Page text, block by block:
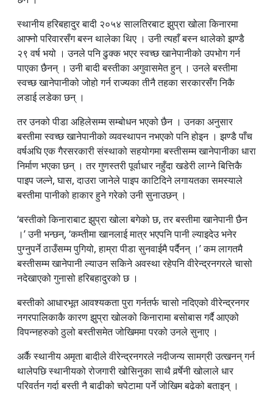
स्थानीय हरिबहादुर बादी २०५४ सालतिरबाट झुप्रा खोला किनारमा
आफ्नो परिवारसँग बस्न थालेका थिए । उनी त्यहाँ बस्न थालेको झण्डै
२९ वर्ष भयो । उनले पनि ढुक्क भएर स्वच्छ खानेपानीको उपभोग गर्न
पाएका छैनन् । उनी बादी बस्तीका अगुवासमेत हुन् । उनले बस्तीमा
स्वच्छ खानेपानीको जोहो गर्न राज्यका तीनै तहका सरकारसँग निकै
लडाई लडेका छन् ।
तर उनको पीडा अहिलेसम्म सम्बोधन भएको छैन । उनका अनुसार
बस्तीमा स्वच्छ खानेपानीको व्यवस्थापन नभएको पनि होइन । झण्डै पाँच
वर्षअघि एक गैरसरकारी संस्थाको सहयोगमा बस्तीसम्म खानेपानीका धारा
निर्माण भएका छन् । तर गुणस्तरी पूर्वाधार नहुँदा खडेरी लाग्ने बित्तिकै
पाइप जल्ने, घास, दाउरा जानेले पाइप काटिदिने लगायतका समस्याले
बस्तीमा पानीको हाकार हुने गरेको उनी सुनाउछन् ।
‘बस्तीको किनाराबाट झुप्रा खोला बगेको छ, तर बस्तीमा खानेपानी छैन
।’ उनी भन्छन्, ‘कम्तीमा खानलाई मात्र भएपनि पानी ल्याइदेउ भनेर
पुग्नुपर्ने ठाउँसम्म पुगियो, हाम्रा पीडा सुनवाईमै पर्दैनन् ।’ कम लागतमै
बस्तीसम्म खानेपानी ल्याउन सकिने अवस्था रहेपनि वीरेन्द्रनगरले चासो
नदेखाएको गुनासो हरिबहादुरको छ ।
बस्तीको आधारभूत आवश्यकता पुरा गर्नतर्फ चासो नदिएको वीरेन्द्रनगर
नगरपालिकाकै कारण झुप्रा खोलको किनारामा बसोबास गर्दै आएको
विपन्नहरुको ठुलो बस्तीसमेत जोखिममा परको उनले सुनाए ।
अर्कै स्थानीय अमृता बादीले वीरेन्द्रनगरले नदीजन्य सामग्री उत्खनन् गर्न
थालेपछि स्थानीयको रोजगारी खोसिनुका साथै वर्र्षेनी खोलाले धार
परिवर्तन गर्दा बस्ती नै बाढीको चपेटामा पर्ने जोखिम बढेको बताइन् ।